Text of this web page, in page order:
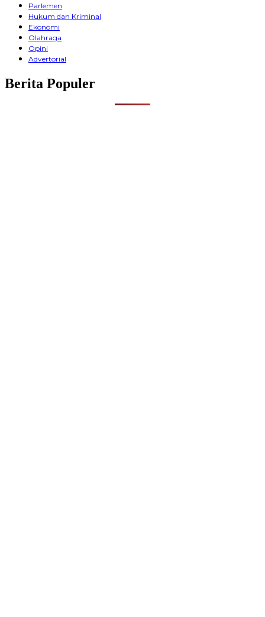
Parlemen
Hukum dan Kriminal
Ekonomi
Olahraga
Opini
Advertorial
Berita Populer